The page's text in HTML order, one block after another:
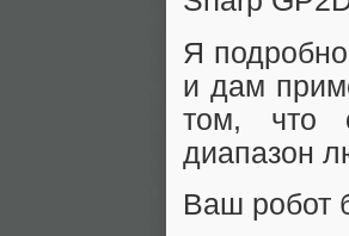
Я
и дам
том, что
диапазон
Ваш робот